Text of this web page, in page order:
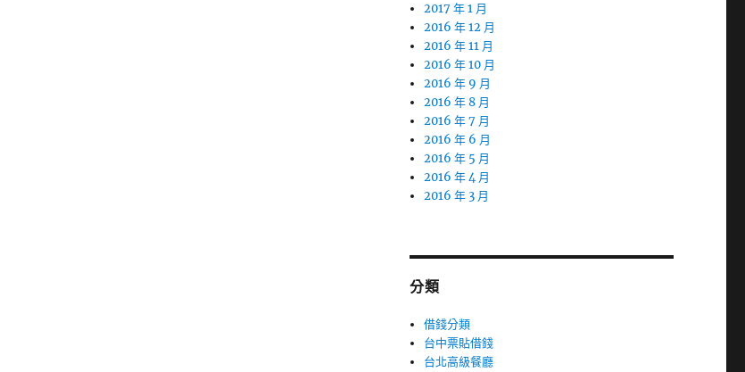
2017 年 1 月
2016 年 12 月
2016 年 11 月
2016 年 10 月
2016 年 9 月
2016 年 8 月
2016 年 7 月
2016 年 6 月
2016 年 5 月
2016 年 4 月
2016 年 3 月
分類
借錢分類
台中票貼借錢
台北高級餐廳